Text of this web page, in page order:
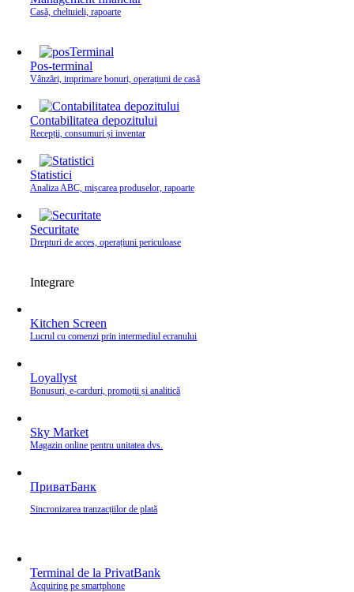
Casă, cheltuieli, rapoarte
Pos-terminal
Vânzări, imprimare bonuri, operațiuni de casă
Contabilitatea depozitului
Recepții, consumuri și inventar
Statistici
Analiza ABC, mișcarea produselor, rapoarte
Securitate
Drepturi de acces, operațiuni periculoase
Integrare
Kitchen Screen
Lucrul cu comenzi prin intermediul ecranului
Loyallyst
Bonusuri, e‑carduri, promoții și analitică
Sky Market
Magazin online pentru unitatea dvs.
ПриватБанк
Sincronizarea tranzacțiilor de plată
Terminal de la PrivatBank
Acquiring pe smartphone